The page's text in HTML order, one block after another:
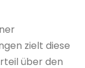
zielt diese
über den